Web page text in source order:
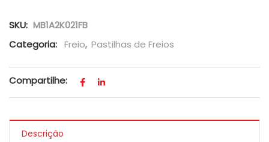
SKU: MB1A2K021FB
Categoria: Freio, Pastilhas de Freios
Compartilhe:
Descrição